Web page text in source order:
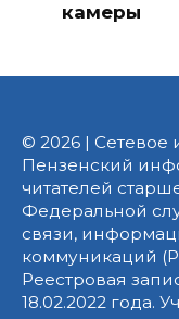
камеры
© 2026 | Сетевое
Пензенский
читателей
Федеральной
связи,
коммуникаций
Реестровая
18.02.2022 года.